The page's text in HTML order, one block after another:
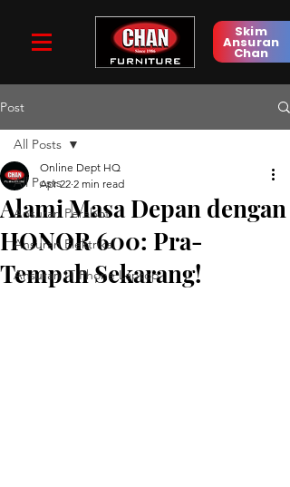
Skim
Ansuran
Chan
Post
All Posts
Ansuran Perabot
Ansuran Elektrikal
Ansuran IT Phone Laptop
All Posts
Alami Masa Depan dengan
HONOR 600: Pra-
Tempah Sekarang!
Online Dept HQ
Apr 22 2 min read